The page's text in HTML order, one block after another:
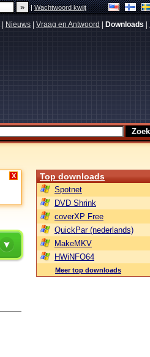
|Wachtwoord kwijt
Nieuws Vraag en Antwoord Downloads
X Top downloads
Spotnet
DVD Shrink
coverXP Free
QuickPar (nederlands)
MakeMKV
HWiNFO64
Meer top downloads